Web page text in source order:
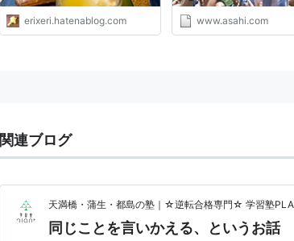
erixeri.hatenablog.com www.asahi.com
関連ブログ
天満橋・蒲生・都島の塾｜☆逆転合格専門☆ 学習塾
同じことを言いかえる、というお話